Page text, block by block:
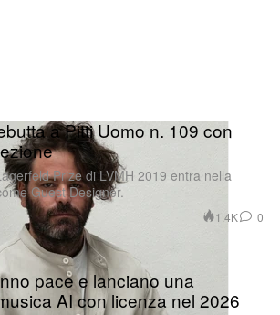
a Pitti Uomo n. 109 con
Prize di LVMH 2019 entra nella
Guest Designer.
1.4K 0
pace e lanciano una
AI con licenza nel 2026